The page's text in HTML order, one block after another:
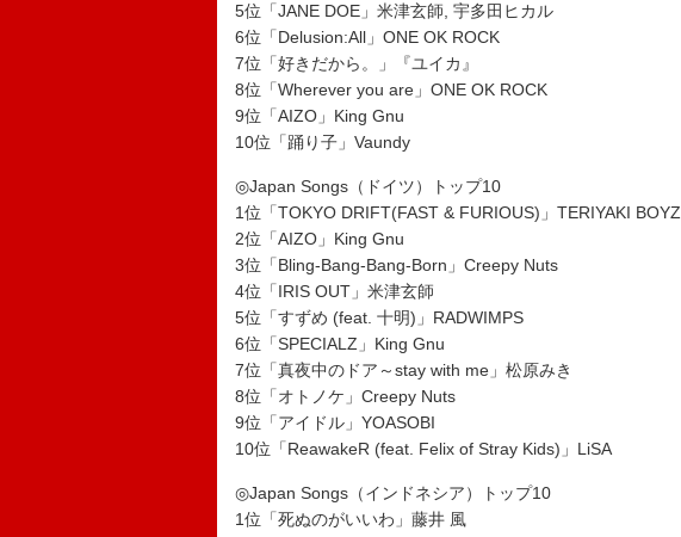
5位「JANE DOE」米津玄師, 宇多田ヒカル
6位「Delusion:All」ONE OK ROCK
7位「好きだから。」『ユイカ』
8位「Wherever you are」ONE OK ROCK
9位「AIZO」King Gnu
10位「踊り子」Vaundy
◎Japan Songs（ドイツ）トップ10
1位「TOKYO DRIFT(FAST & FURIOUS)」TERIYAKI BOYZ
2位「AIZO」King Gnu
3位「Bling-Bang-Bang-Born」Creepy Nuts
4位「IRIS OUT」米津玄師
5位「すずめ (feat. 十明)」RADWIMPS
6位「SPECIALZ」King Gnu
7位「真夜中のドア～stay with me」松原みき
8位「オトノケ」Creepy Nuts
9位「アイドル」YOASOBI
10位「ReawakeR (feat. Felix of Stray Kids)」LiSA
◎Japan Songs（インドネシア）トップ10
1位「死ぬのがいいわ」藤井 風